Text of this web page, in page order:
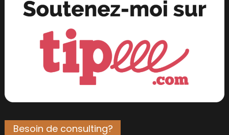
Besoin de consulting?